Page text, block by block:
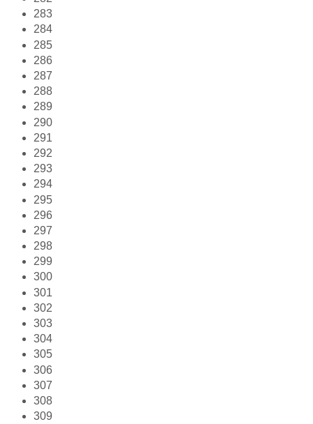
283
284
285
286
287
288
289
290
291
292
293
294
295
296
297
298
299
300
301
302
303
304
305
306
307
308
309